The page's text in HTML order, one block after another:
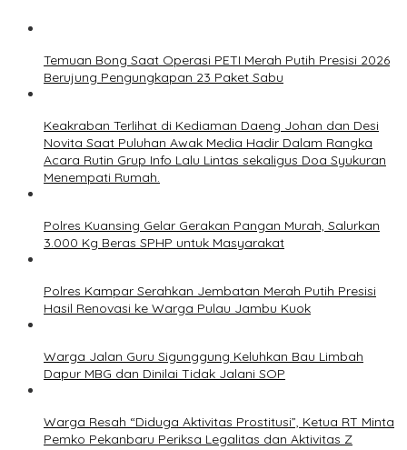
Temuan Bong Saat Operasi PETI Merah Putih Presisi 2026
Berujung Pengungkapan 23 Paket Sabu
Keakraban Terlihat di Kediaman Daeng Johan dan Desi
Novita Saat Puluhan Awak Media Hadir Dalam Rangka
Acara Rutin Grup Info Lalu Lintas sekaligus Doa Syukuran
Menempati Rumah.
Polres Kuansing Gelar Gerakan Pangan Murah, Salurkan
3.000 Kg Beras SPHP untuk Masyarakat
Polres Kampar Serahkan Jembatan Merah Putih Presisi
Hasil Renovasi ke Warga Pulau Jambu Kuok
Warga Jalan Guru Sigunggung Keluhkan Bau Limbah
Dapur MBG dan Dinilai Tidak Jalani SOP
Warga Resah “Diduga Aktivitas Prostitusi”, Ketua RT Minta
Pemko Pekanbaru Periksa Legalitas dan Aktivitas Z